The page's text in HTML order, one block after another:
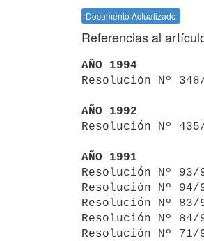
Documento Actualizado
Referencias al
AÑO 1994
Resolución Nº
AÑO 1992
Resolución Nº
AÑO 1991
Resolución Nº
Resolución Nº
Resolución Nº
Resolución Nº
Resolución Nº